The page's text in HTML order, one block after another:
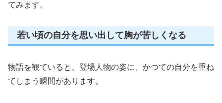
てみます。
若い頃の自分を思い出して胸が苦しくなる
物語を観ていると、登場人物の姿に、かつての自分を重ね
てしまう瞬間があります。